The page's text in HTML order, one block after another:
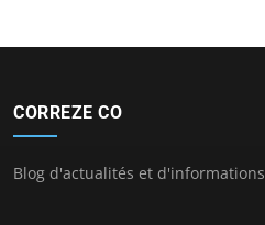
CORREZE CO
Blog d'actualités et d'informations